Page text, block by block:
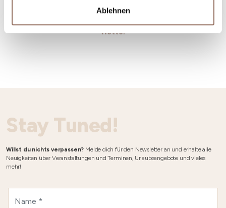
Ablehnen
Wetter
Stay Tuned!
Willst du nichts verpassen? Melde dich für den Newsletter an und erhalte alle
Neuigkeiten über Veranstaltungen und Terminen, Urlaubsangebote und vieles
mehr!